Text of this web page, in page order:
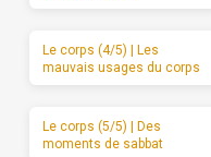
Le corps (4/5) | Les
mauvais usages du corps
Le corps (5/5) | Des
moments de sabbat